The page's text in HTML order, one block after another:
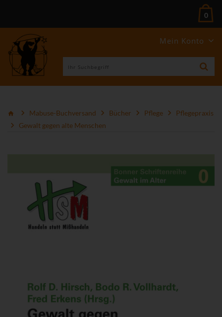
Mein Konto
0
Mabuse-Buchversand Bücher Pflege
Pflegepraxis
Gewalt gegen alte Menschen